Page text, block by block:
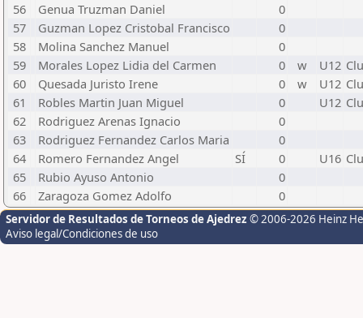
56
Genua Truzman Daniel
0
57
Guzman Lopez Cristobal Francisco
0
58
Molina Sanchez Manuel
0
59
Morales Lopez Lidia del Carmen 0 w U12
60
Quesada Juristo Irene 0 w U12
61
Robles Martin Juan Miguel 0 U12
62
Rodriguez Arenas Ignacio
0
63
Rodriguez Fernandez Carlos Maria
0
64
Romero Fernandez Angel SÍ 0 U16
65
Rubio Ayuso Antonio
0
66
Zaragoza Gomez Adolfo 0
Servidor de Resultados de Torneos de Ajedrez © 2006-2026 Heinz
Aviso legal/Condiciones de uso